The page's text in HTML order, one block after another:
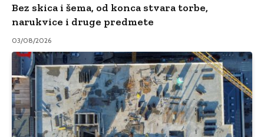
Bez skica i šema, od konca stvara torbe,
narukvice i druge predmete
03/08/2026